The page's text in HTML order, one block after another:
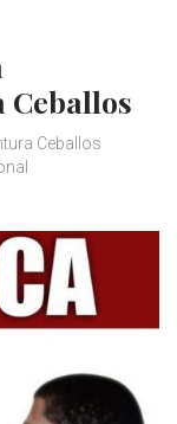
Ceballos
Ceballos